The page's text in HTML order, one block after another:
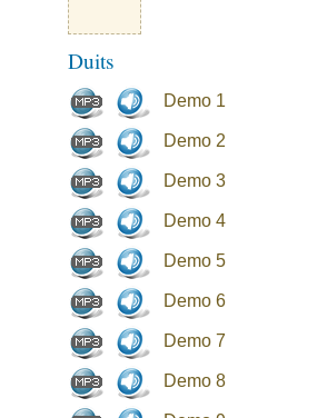
Duits
Demo 1
Demo 2
Demo 3
Demo 4
Demo 5
Demo 6
Demo 7
Demo 8